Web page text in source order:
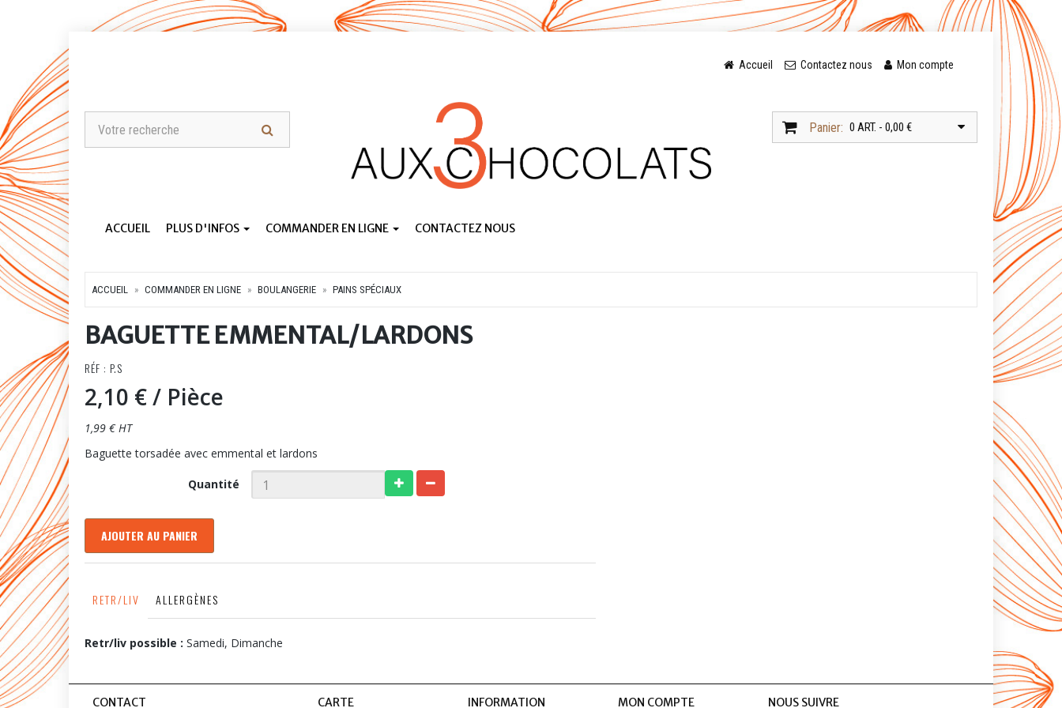
Accueil Contactez nous Mon compte
Panier: 0 ART. - 0,00 €
ACCUEIL PLUS D'INFOS COMMANDER EN LIGNE CONTACTEZ NOUS
ACCUEIL COMMANDER EN LIGNE BOULANGERIE PAINS SPÉCIAUX
BAGUETTE EMMENTAL/LARDONS
RÉF : P.S
2,10 €/ Pièce
1,99 € HT
Baguette torsadée avec emmental et lardons
Quantité
AJOUTER AU PANIER
RETR/LIV ALLERGÈNES
Retr/liv possible : Samedi, Dimanche
CONTACT CARTE INFORMATION MON COMPTE NOUS SUIVRE